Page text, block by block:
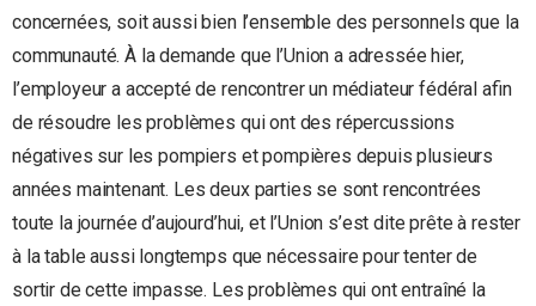
concernées, soit aussi bien l’ensemble des personnels que la
communauté. À la demande que l’Union a adressée hier,
l’employeur a accepté de rencontrer un médiateur fédéral afin
de résoudre les problèmes qui ont des répercussions
négatives sur les pompiers et pompières depuis plusieurs
années maintenant. Les deux parties se sont rencontrées
toute la journée d’aujourd’hui, et l’Union s’est dite prête à rester
à la table aussi longtemps que nécessaire pour tenter de
sortir de cette impasse. Les problèmes qui ont entraîné la